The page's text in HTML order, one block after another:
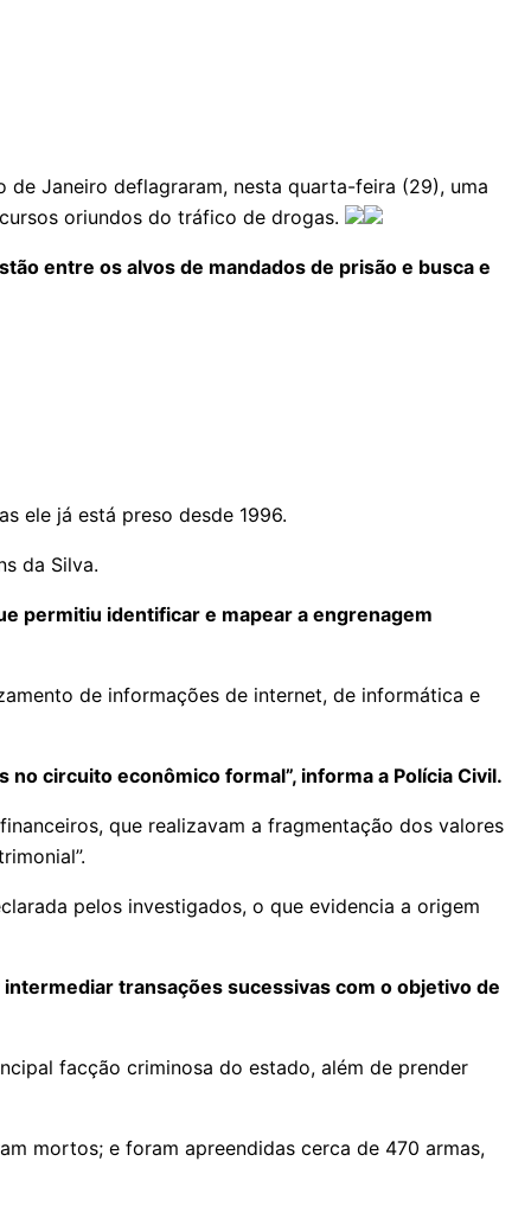
de Janeiro deflagraram, nesta quarta-feira (29), uma
oriundos do tráfico de drogas.
entre os alvos de mandados de prisão e busca e
ele já está preso desde 1996.
da Silva.
permitiu identificar e mapear a engrenagem
de informações de internet, de informática e
circuito econômico formal”, informa a Polícia Civil.
que realizavam a fragmentação dos valores
pelos investigados, o que evidencia a origem
transações sucessivas com o objetivo de
facção criminosa do estado, além de prender
mortos; e foram apreendidas cerca de 470 armas,